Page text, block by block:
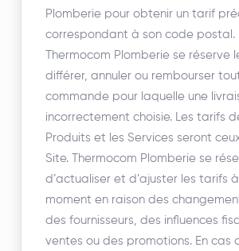
Plomberie pour obtenir un tarif
correspondant à son code postal.
Thermocom Plomberie se réserve
différer, annuler ou rembourser
commande pour laquelle une
incorrectement choisie. Les tarifs
Produits et les Services seront
Site. Thermocom Plomberie se
d’actualiser et d’ajuster les tarifs
moment en raison des
des fournisseurs, des influences
ventes ou des promotions. En cas